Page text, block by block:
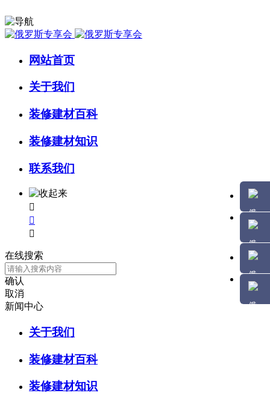
网站首页
关于我们
装修建材百科
装修建材知识
联系我们



在线搜索
确认
取消
新闻中心
关于我们
装修建材百科
装修建材知识